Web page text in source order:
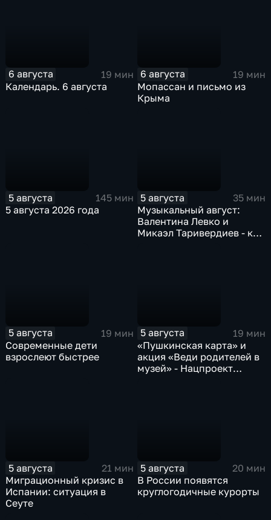
6 августа
19 мин
Календарь. 6 августа
6 августа
19 мин
Мопассан и письмо из
Крыма
5 августа
145 мин
5 августа 2026 года
5 августа
35 мин
Музыкальный август:
Валентина Левко и
Микаэл Таривердиев - как
5 августа
19 мин
Современные дети
взрослеют быстрее
5 августа
19 мин
«Пушкинская карта» и
акция «Веди родителей в
музей» - Нацпроект
5 августа
21 мин
Миграционный кризис в
Испании: ситуация в
Сеуте
5 августа
20 мин
В России появятся
круглогодичные курорты